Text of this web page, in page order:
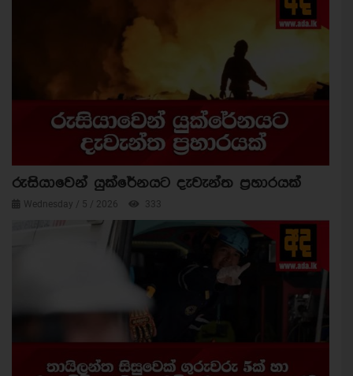
රුසියාවෙන් යුක්රේනයට දැවැන්ත ප්‍රහාරයක්
Wednesday / 5 / 2026 333